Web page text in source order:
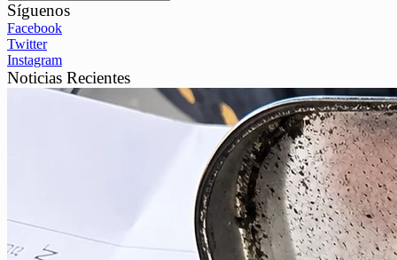
Síguenos
Facebook
Twitter
Instagram
Noticias Recientes